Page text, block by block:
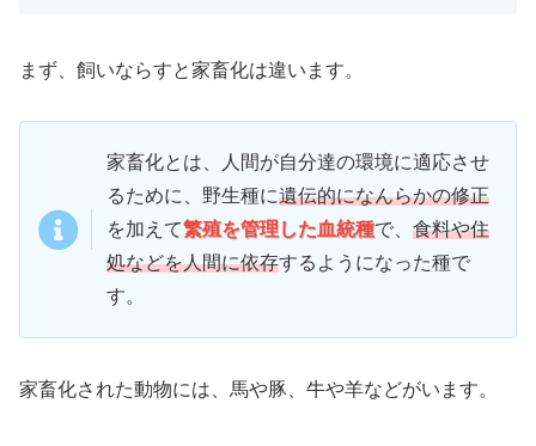
まず、飼いならすと家畜化は違います。
家畜化とは、人間が自分達の環境に適応させ
るために、野生種に遺伝的になんらかの修正
を加えて繁殖を管理した血統種で、 食料や住
処などを人間に依存するようになった種で
す。
家畜化された動物には、馬や豚、牛や羊などがいます。